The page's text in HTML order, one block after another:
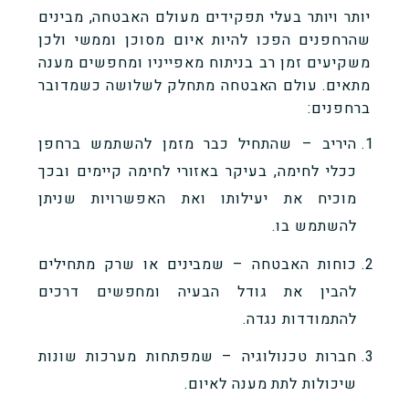
יותר ויותר בעלי תפקידים מעולם האבטחה, מבינים
שהרחפנים הפכו להיות איום מסוכן וממשי ולכן
משקיעים זמן רב בניתוח מאפייניו ומחפשים מענה
מתאים. עולם האבטחה מתחלק לשלושה כשמדובר
ברחפנים:
היריב – שהתחיל כבר מזמן להשתמש ברחפן
ככלי לחימה, בעיקר באזורי לחימה קיימים ובכך
מוכיח את יעילותו ואת האפשרויות שניתן
להשתמש בו.
כוחות האבטחה – שמבינים או שרק מתחילים
להבין את גודל הבעיה ומחפשים דרכים
להתמודדות נגדה.
חברות טכנולוגיה – שמפתחות מערכות שונות
שיכולות לתת מענה לאיום.